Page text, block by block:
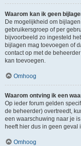
Waarom kan ik geen
De mogelijkheid om
gebruikersgroep of per
bijvoorbeeld zo ingesteld
bijlagen mag toevoegen of
contact op met de
kan toevoegen.
Omhoog
Waarom ontving ik een
Op ieder forum gelden
de beheerder) overtreedt,
een waarschuwing naar je
heeft hier dus in geen geval
Omhoog